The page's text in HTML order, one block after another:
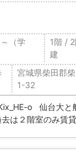
（学
1階 /
建
宮城県柴田郡
1-32
o 仙台大と
は２階室のみ賃